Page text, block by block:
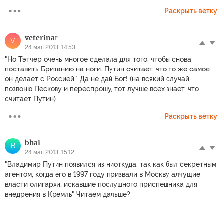
Раскрыть ветку
V veterinar
24 мая 2013, 14:53
"Но Тэтчер очень многое сделала для того, чтобы снова
поставить Британию на ноги. Путин считает, что то же самое
он делает с Россией." Да не дай Бог! (на всякий случай
позвоню Пескову и переспрошу, тот лучше всех знает, что
считает Путин)
Раскрыть ветку
B bhai
24 мая 2013, 15:12
"Владимир Путин появился из ниоткуда, так как был секретным
агентом, когда его в 1997 году призвали в Москву алчущие
власти олигархи, искавшие послушного приспешника для
внедрения в Кремль" Читаем дальше?